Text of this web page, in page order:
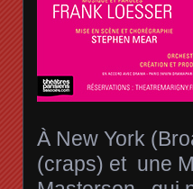
À New York
(craps) et une